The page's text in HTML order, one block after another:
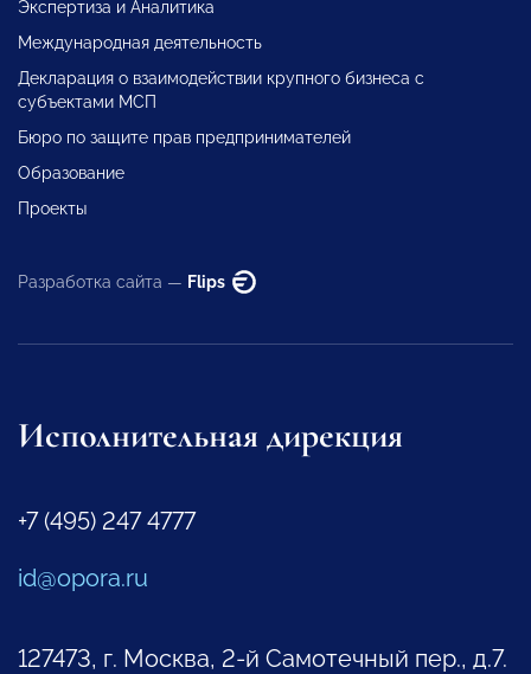
Экспертиза и Аналитика
Международная деятельность
Декларация о взаимодействии крупного бизнеса с
субъектами МСП
Бюро по защите прав предпринимателей
Образование
Проекты
Разработка сайта — Flips
Исполнительная дирекция
+7 (495) 247 4777
id@opora.ru
127473, г. Москва, 2-й Самотечный пер., д.7.